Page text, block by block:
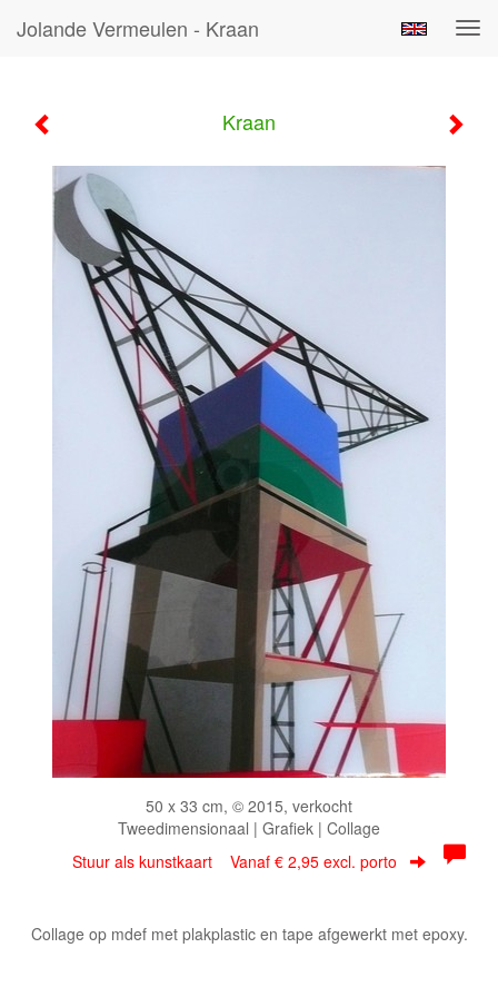
Jolande Vermeulen - Kraan
Kraan
50 x 33 cm, © 2015, verkocht
Tweedimensionaal | Grafiek | Collage
Stuur als kunstkaart Vanaf € 2,95 excl. porto
Collage op mdef met plakplastic en tape afgewerkt met epoxy.